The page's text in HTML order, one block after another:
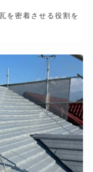
を密着させる役割を